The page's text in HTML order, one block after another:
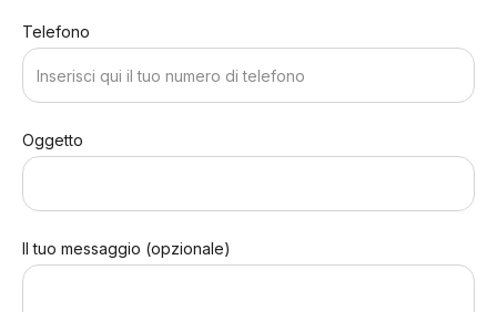
Telefono
Oggetto
Il tuo messaggio (opzionale)